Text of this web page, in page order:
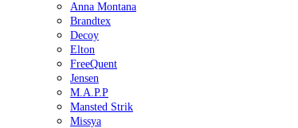
Anna Montana
Brandtex
Decoy
Elton
FreeQuent
Jensen
M.A.P.P
Mansted Strik
Missya